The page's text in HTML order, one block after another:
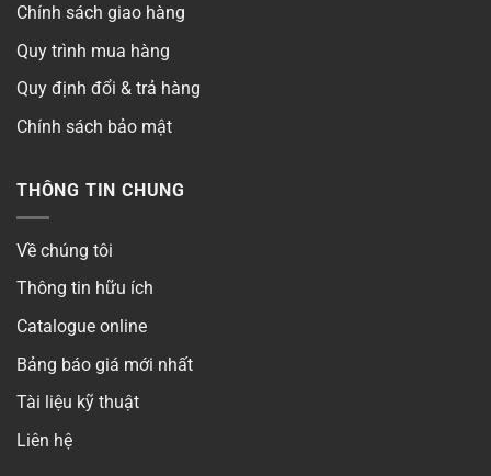
Chính sách giao hàng
Quy trình mua hàng
Quy định đổi & trả hàng
Chính sách bảo mật
THÔNG TIN CHUNG
Về chúng tôi
Thông tin hữu ích
Catalogue online
Bảng báo giá mới nhất
Tài liệu kỹ thuật
Liên hệ